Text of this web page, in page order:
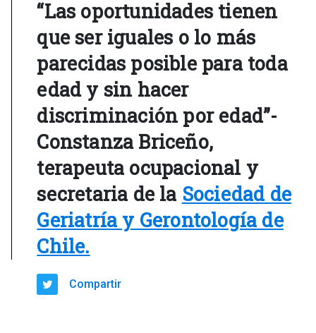
“Las oportunidades tienen
que ser iguales o lo más
parecidas posible para toda
edad y sin hacer
discriminación por edad”-
Constanza Briceño,
terapeuta ocupacional y
secretaria de la Sociedad de
Geriatría y Gerontología de
Chile.
Compartir